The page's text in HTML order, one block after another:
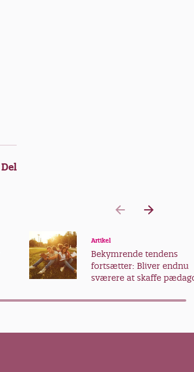
Del
Artikel
Bekymrende tendens
fortsætter: Bliver endnu
sværere at skaffe